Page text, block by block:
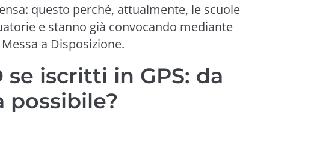
questo perché, attualmente, le scuole
e stanno già convocando mediante
a Disposizione.
se iscritti in GPS: da
possibile?